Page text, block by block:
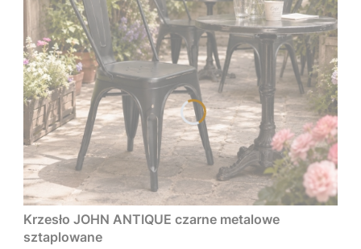
Krzesło JOHN ANTIQUE czarne metalowe
sztaplowane